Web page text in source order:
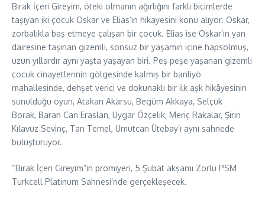
Bırak İçeri Gireyim, öteki olmanın ağırlığını farklı biçimlerde
taşıyan iki çocuk Oskar ve Elias’ın hikayesini konu alıyor. Oskar,
zorbalıkla baş etmeye çalışan bir çocuk. Elias ise Oskar’ın yan
dairesine taşınan gizemli, sonsuz bir yaşamın içine hapsolmuş,
uzun yıllardır aynı yaşta yaşayan biri. Peş peşe yaşanan gizemli
çocuk cinayetlerinin gölgesinde kalmış bir banliyö
mahallesinde, dehşet verici ve dokunaklı bir ilk aşk hikâyesinin
sunulduğu oyun, Atakan Akarsu, Begüm Akkaya, Selçuk
Borak, Baran Can Eraslan, Uygar Özçelik, Meriç Rakalar, Şirin
Kılavuz Sevinç, Tan Temel, Umutcan Ütebay’ı aynı sahnede
buluşturuyor.
“Bırak İçeri Gireyim”in prömiyeri, 5 Şubat akşamı Zorlu PSM
Turkcell Platinum Sahnesi’nde gerçekleşecek.